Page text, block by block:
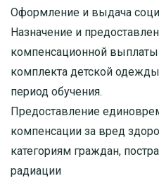
Оформление и выдача
Назначение и
компенсационной выплаты
комплекта детской
период обучения.
Предоставление
компенсации за вред
категориям граждан,
радиации